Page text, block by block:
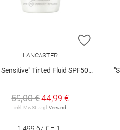
HINZUFÜGEN
LANCASTER
Tinted Fluid SPF50 30 ml
59,00 €44,99 €
inkl. MwSt. zzgl.Versand
1.499,67 € = 1 l